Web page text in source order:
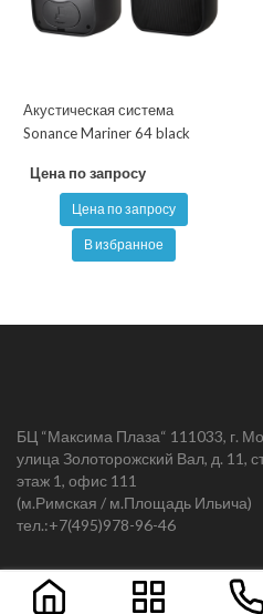
Акустическая система
Sonance Mariner 64 black
Цена по запросу
Цена по запросу
В избранное
БЦ “Максима Плаза“ 111033, г.
улица Золоторожский Вал, д. 11,
этаж 1, офис 111
(м.Римская / м.Площадь Ильича)
тел.:+7(495)978-96-46